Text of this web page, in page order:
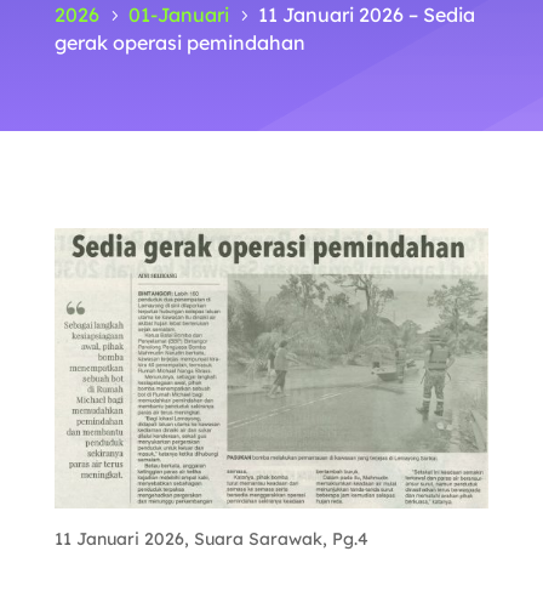
2026
5 01-Januari 5
11 Januari 2026 – Sedia
gerak operasi pemindahan
11 Januari 2026, Suara Sarawak, Pg.4